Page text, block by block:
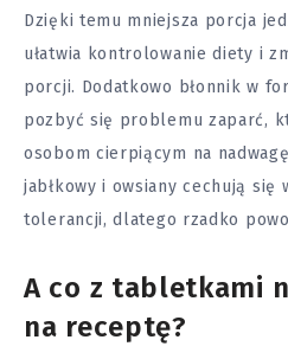
Dzięki temu mniejsza porcja
ułatwia kontrolowanie diety i
porcji. Dodatkowo błonnik w
pozbyć się problemu zaparć,
osobom cierpiącym na
jabłkowy i owsiany cechują się
tolerancji, dlatego rzadko
A co z tabletkami
na receptę?